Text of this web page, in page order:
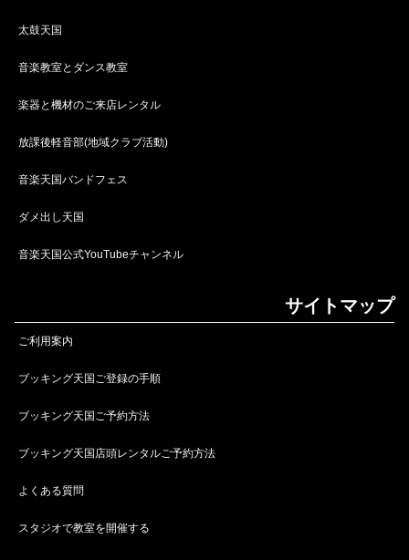
太鼓天国
音楽教室とダンス教室
楽器と機材のご来店レンタル
放課後軽音部(地域クラブ活動)
音楽天国バンドフェス
ダメ出し天国
音楽天国公式YouTubeチャンネル
サイトマップ
ご利用案内
ブッキング天国ご登録の手順
ブッキング天国ご予約方法
ブッキング天国店頭レンタルご予約方法
よくある質問
スタジオで教室を開催する